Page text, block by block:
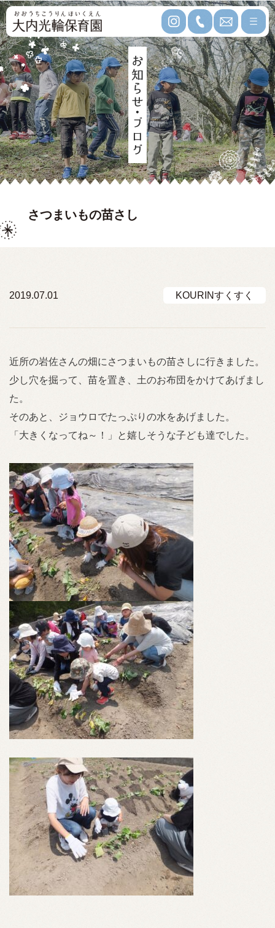
さつまいもの苗さし
2019.07.01 KOURINすくすく
近所の岩佐さんの畑にさつまいもの苗さしに行きました。
少し穴を掘って、苗を置き、土のお布団をかけてあげまし
た。
そのあと、ジョウロでたっぷりの水をあげました。
「大きくなってね～！」と嬉しそうな子ども達でした。